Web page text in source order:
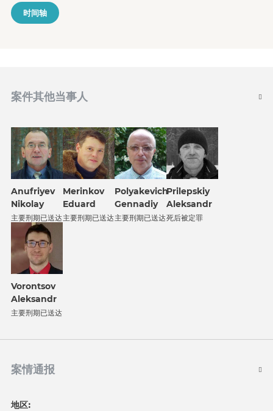
时间轴
案件其他当事人
Anufriyev
Nikolay
主要刑期已送达
Merinkov
Eduard
主要刑期已送达
Polyakevich
Gennadiy
主要刑期已送达
Prilepskiy
Aleksandr
死后被定罪
Vorontsov
Aleksandr
主要刑期已送达
案情通报
地区: